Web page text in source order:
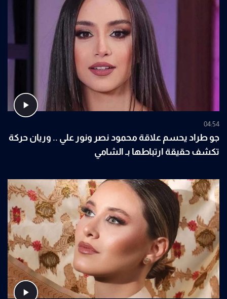
04:54
جو طراد يحسم علاقة محمود نصر ونور علي .. وريان حركة
تكشف حقيقة ارتباطها بـ الشامي